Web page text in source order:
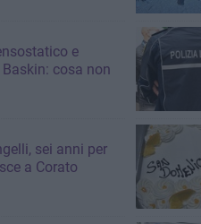
e
cosa non
sei anni per
a Corato